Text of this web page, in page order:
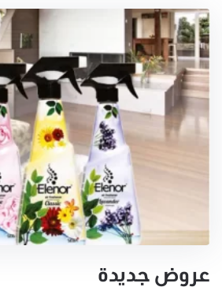
عروض جديدة